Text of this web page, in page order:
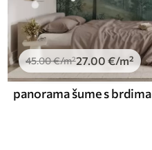
45.00€/m²27.00 €/m²
panorama šume s brdima